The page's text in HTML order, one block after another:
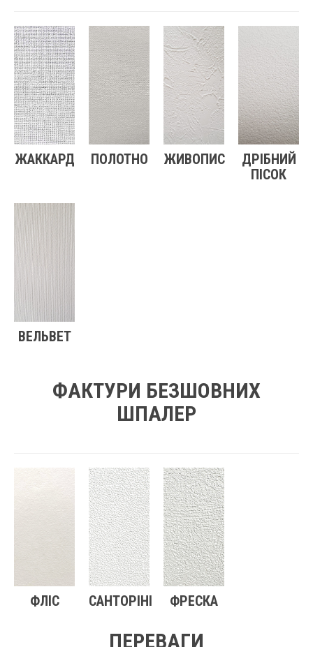
ЖАККАРД ПОЛОТНО ЖИВОПИС
ДРІБНИЙ
ПІСОК
ВЕЛЬВЕТ
ФАКТУРИ БЕЗШОВНИХ
ШПАЛЕР
ФЛІС САНТОРІНІ ФРЕСКА
ПЕРЕВАГИ